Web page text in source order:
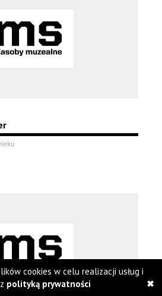
cookies w celu realizacji usług i
polityką prywatności